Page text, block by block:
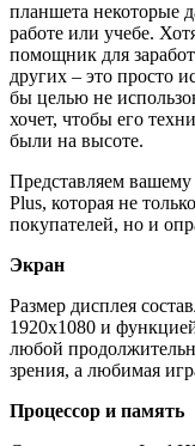
планшета некоторые
работе или учебе.
помощник для
других – это просто
бы целью не
хочет, чтобы его
были на высоте.
Представляем
Plus, которая не
покупателей, но и
Экран
Размер дисплея
1920х1080 и
любой
зрения, а любимая
Процессор и память